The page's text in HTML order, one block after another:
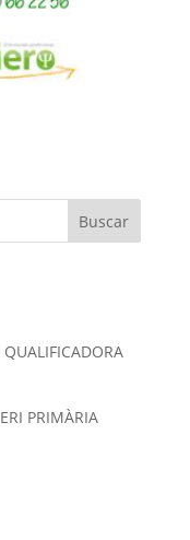
PRIMÀRIA